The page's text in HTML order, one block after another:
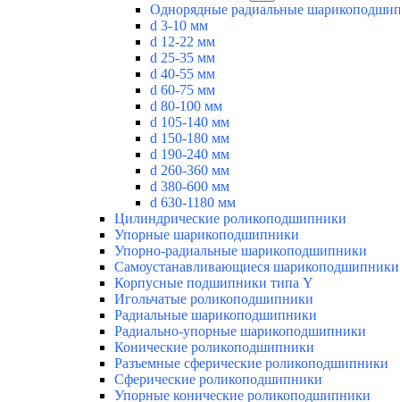
Однорядные радиальные
d 3-10 мм
d 12-22 мм
d 25-35 мм
d 40-55 мм
d 60-75 мм
d 80-100 мм
d 105-140 мм
d 150-180 мм
d 190-240 мм
d 260-360 мм
d 380-600 мм
d 630-1180 мм
Цилиндрические роликоподшипники
Упорные шарикоподшипники
Упорно-радиальные шарикоподшипники
Самоустанавливающиеся шарикоподшипники
Корпусные подшипники типа Y
Игольчатые роликоподшипники
Радиальные шарикоподшипники
Радиально-упорные шарикоподшипники
Конические роликоподшипники
Разъемные сферические роликоподшипники
Сферические роликоподшипники
Упорные конические роликоподшипники